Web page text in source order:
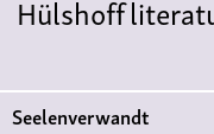
Hülshoff
Literature
Seelenverwandt